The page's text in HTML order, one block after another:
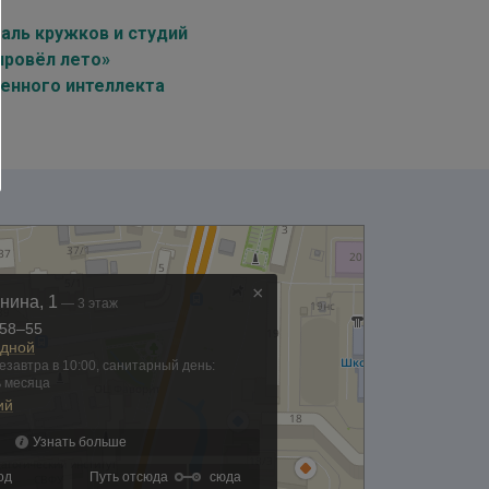
кружков и студий
лето»
интеллекта